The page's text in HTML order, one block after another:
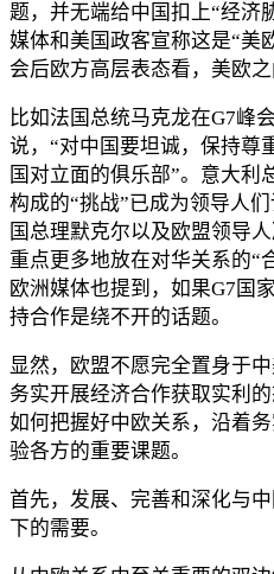
题，并无端给中国扣上“经济
媒体和美国政客宣称这是“美
会后欧方高层表态看，美欧
比如法国总统马克龙在G7峰
说，“对中国要坦诚，保持尊
国对立面的俱乐部”。意大利
构成的“挑战”已成为领导人
国总理默克尔以及欧盟领导
重点更多地放在对华关系的“
欧洲媒体也提到，如果G7国
持合作是绕不开的话题。
显然，欧盟不愿完全置身于
务实开展经济合作获取实利
如何把握好中欧关系，沿着
验各方的重要课题。
首先，发展、完善和深化与
下的需要。